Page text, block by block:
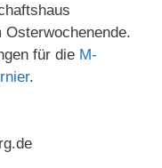
für die M-
.